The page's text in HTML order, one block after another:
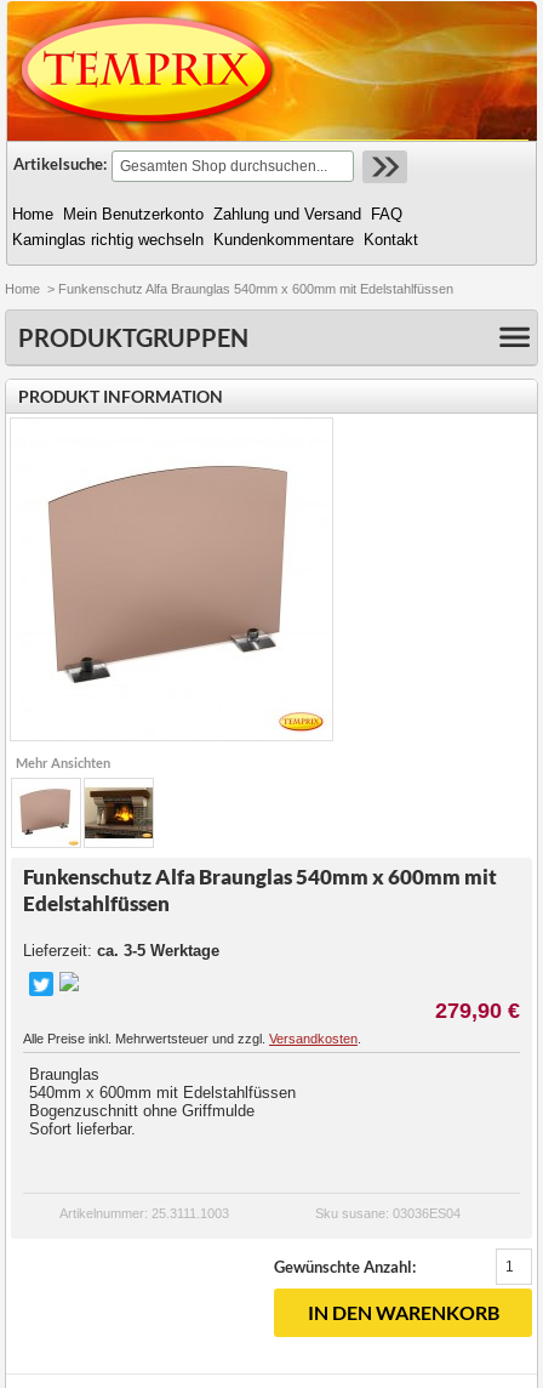
Artikelsuche:
Home Mein Benutzerkonto Zahlung und Versand
FAQ
Kaminglas richtig wechseln
Kundenkommentare Kontakt
Home > Funkenschutz Alfa Braunglas 540mm x 600mm mit Edelstahlfüssen
PRODUKTGRUPPEN
PRODUKT INFORMATION
Mehr Ansichten
Funkenschutz Alfa Braunglas 540mm x 600mm mit
Edelstahlfüssen
Lieferzeit: ca. 3-5 Werktage
279,90 €
Alle Preise inkl. Mehrwertsteuer und zzgl. Versandkosten
Braunglas
540mm x 600mm mit Edelstahlfüssen
Bogenzuschnitt ohne Griffmulde
Sofort lieferbar.
Artikelnummer: 25.3111.1003 Sku susane: 03036ES04
Gewünschte Anzahl:
IN DEN WARENKORB